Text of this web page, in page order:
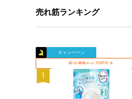
売れ筋ランキング
キャンペーン
税込価格から20円引き